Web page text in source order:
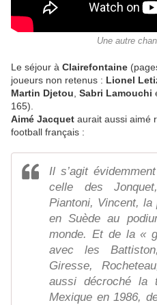
Une autre
Le séjour à Clairefontaine
joueurs non retenus : Lionel
Martin Djetou, Sabri Lamouchi
165).
Aimé Jacquet aurait aussi aimé
football français :
Il s’agit
celle des
Piantoni, Vincent,
en Suède au
monde. Et de la «
avec les
Giresse,
aussi décroché la
Mexique en 1986,